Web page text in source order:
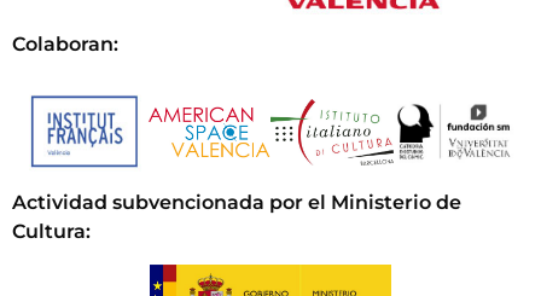
Colaboran:
Actividad subvencionada por el Ministerio de
Cultura: